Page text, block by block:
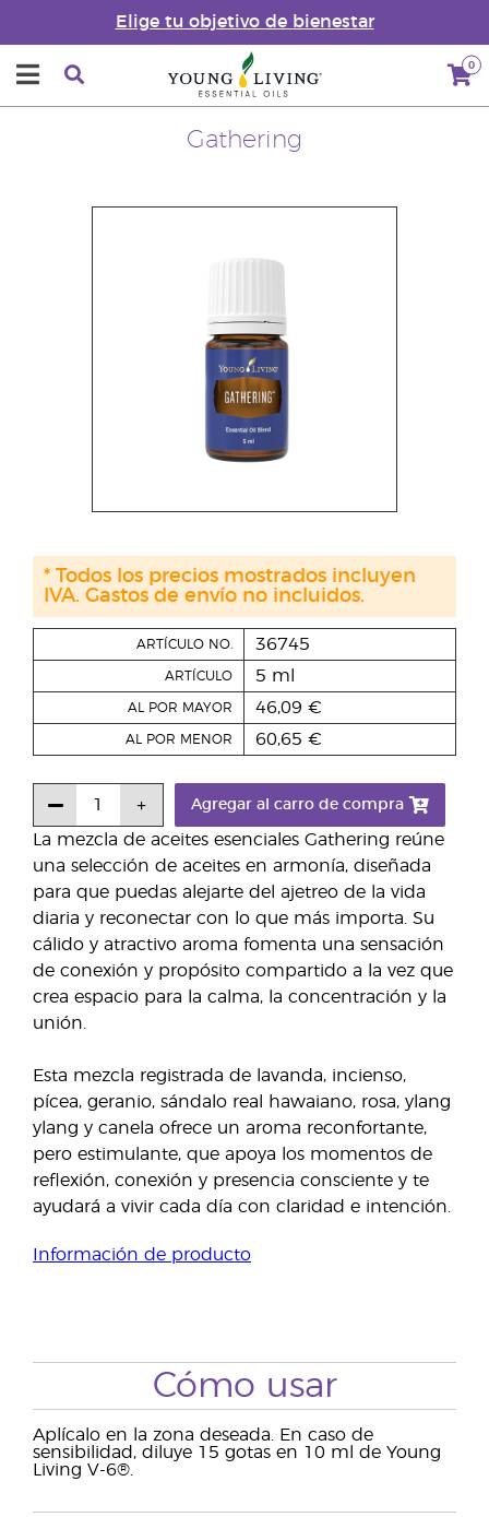
Elige tu objetivo de bienestar
0
Gathering
La mezcla de aceites esenciales Gathering reúne
una selección de aceites en armonía, diseñada
para que puedas alejarte del ajetreo de la vida
diaria y reconectar con lo que más importa. Su
cálido y atractivo aroma fomenta una sensación
de conexión y propósito compartido a la vez que
crea espacio para la calma, la concentración y la
unión.
Esta mezcla registrada de lavanda, incienso,
pícea, geranio, sándalo real hawaiano, rosa, ylang
ylang y canela ofrece un aroma reconfortante,
pero estimulante, que apoya los momentos de
reflexión, conexión y presencia consciente y te
ayudará a vivir cada día con claridad e intención.
Información de producto
ARTÍCULO NO. 36745
ARTÍCULO 5 ml
AL POR MAYOR 46,09 €
AL POR MENOR 60,65 €
Agregar al carro de compra
* Todos los precios mostrados incluyen
IVA. Gastos de envío no incluidos.
Cómo usar
Aplícalo en la zona deseada. En caso de
sensibilidad, diluye 15 gotas en 10 ml de Young
Living V-6®.